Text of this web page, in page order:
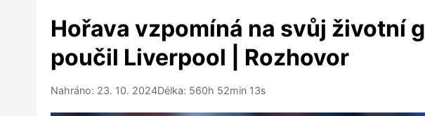
Hořava vzpomíná na svůj životní
poučil Liverpool | Rozhovor
Nahráno: 23. 10. 2024Délka: 560h 52min 13s